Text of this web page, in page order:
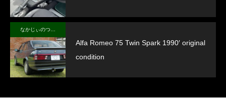
Alfa Romeo 75 Twin Spark 1990′ original
condition